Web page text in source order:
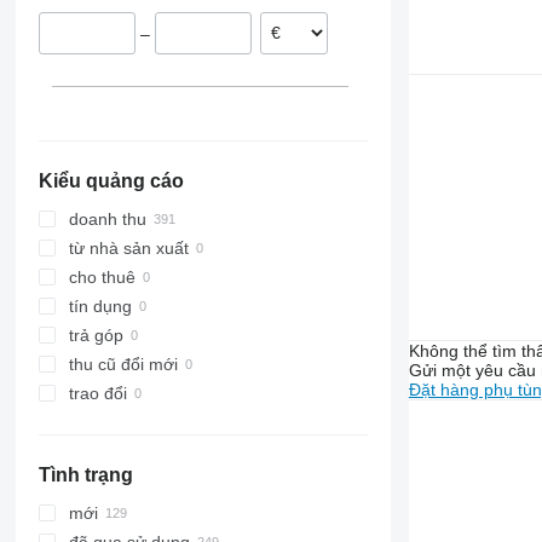
8210
3130
5080
5080 R
5090
5090 M
5090 R
5620
5720
5820
6100
6100 RC
6105
6105 M
6110 M
6120
6120 M
6120 R
6125 M
6130
Mexico
Đan Mạch
–
Kiểu quảng cáo
doanh thu
từ nhà sản xuất
cho thuê
tín dụng
trả góp
thu cũ đổi mới
trao đổi
Tình trạng
mới
Không thể tìm
Gửi một yêu cầu
Đặt hàng phụ